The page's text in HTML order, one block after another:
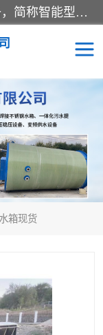
抗浮式地埋箱泵一体化增压给水设备，简称智能型泵站。它由由水泵机组、消防水箱、泵房三大部分组成，其抗浮效果好，因为设计时通过将底板与箱体联在一起，箱体重量抵消了地下水浮力。系统维护好，内部拉筋、泵站、管道，喷淋等各部运行正堂，无一损坏；结构更牢固。
箱现货
一体化